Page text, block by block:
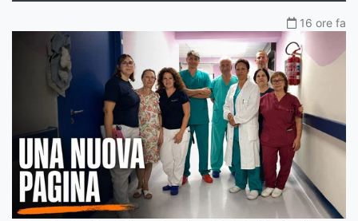
16 ore fa